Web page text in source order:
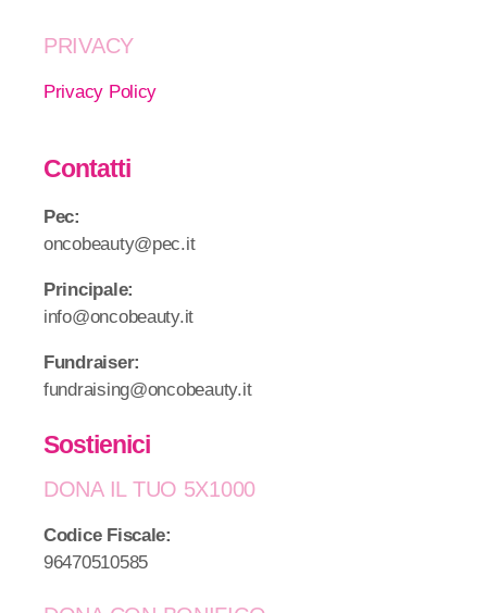
PRIVACY
Privacy Policy
Contatti
Pec:
oncobeauty@pec.it
Principale:
info@oncobeauty.it
Fundraiser:
fundraising@oncobeauty.it
Sostienici
DONA IL TUO 5X1000
Codice Fiscale:
96470510585